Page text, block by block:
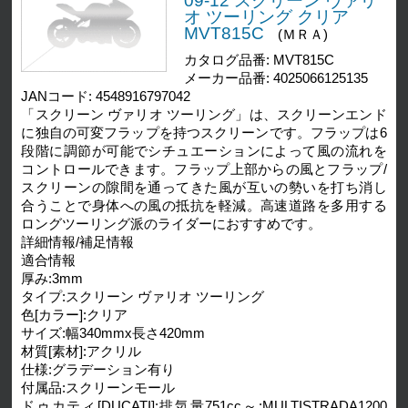
オ ツーリング クリア
MVT815C
(ＭＲＡ)
カタログ品番: MVT815C
メーカー品番: 4025066125135
JANコード: 4548916797042
「スクリーン ヴァリオ ツーリング」は、スクリーンエンド
に独自の可変フラップを持つスクリーンです。フラップは6
段階に調節が可能でシチュエーションによって風の流れを
コントロールできます。フラップ上部からの風とフラップ/
スクリーンの隙間を通ってきた風が互いの勢いを打ち消し
合うことで身体への風の抵抗を軽減。高速道路を多用する
ロングツーリング派のライダーにおすすめです。
詳細情報/補足情報
適合情報
厚み:3mm
タイプ:スクリーン ヴァリオ ツーリング
色[カラー]:クリア
サイズ:幅340mmx長さ420mm
材質[素材]:アクリル
仕様:グラデーション有り
付属品:スクリーンモール